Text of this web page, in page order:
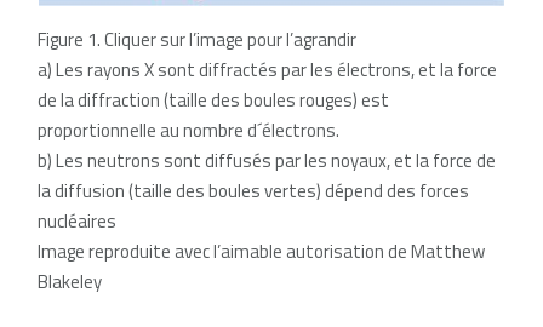
Figure 1. Cliquer sur l’image pour l’agrandir
a) Les rayons X sont diffractés par les électrons, et la force
de la diffraction (taille des boules rouges) est
proportionnelle au nombre d´électrons.
b) Les neutrons sont diffusés par les noyaux, et la force de
la diffusion (taille des boules vertes) dépend des forces
nucléaires
Image reproduite avec l’aimable autorisation de Matthew
Blakeley